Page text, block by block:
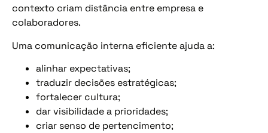
contexto criam distância entre empresa e
colaboradores.
Uma comunicação interna eficiente ajuda a:
alinhar expectativas;
traduzir decisões estratégicas;
fortalecer cultura;
dar visibilidade a prioridades;
criar senso de pertencimento;